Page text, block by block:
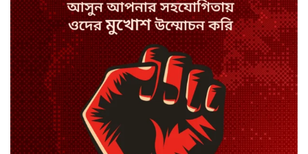
স্পিকারের নামে জাল ডিও, প্রতারণার
অভিযোগে এসিল্যান্ডের বিরুদ্ধে মামলা
সাদা না বাদামি চিনি, কোনটি ভালো?